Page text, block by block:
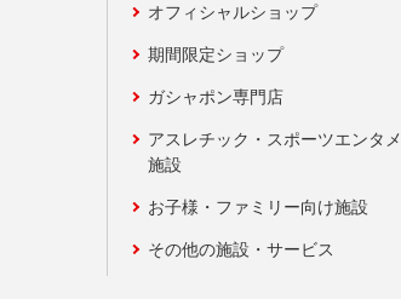
オフィシャルショップ
期間限定ショップ
ガシャポン専門店
アスレチック・スポーツエンタメ
施設
お子様・ファミリー向け施設
その他の施設・サービス